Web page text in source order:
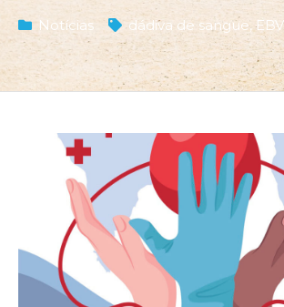
Notícias dádiva de sangue,